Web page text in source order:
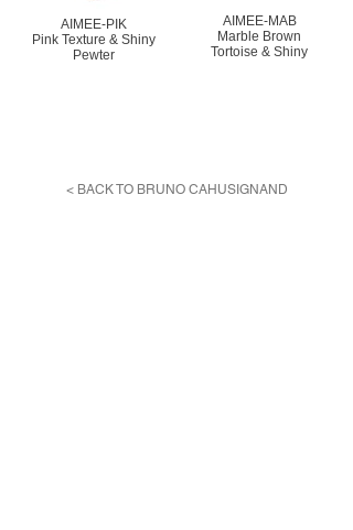
AIMEE-PIK
Pink Texture & Shiny
Pewter
AIMEE-MAB
Marble Brown
Tortoise & Shiny
< BACK TO BRUNO CAHUSIGNAND